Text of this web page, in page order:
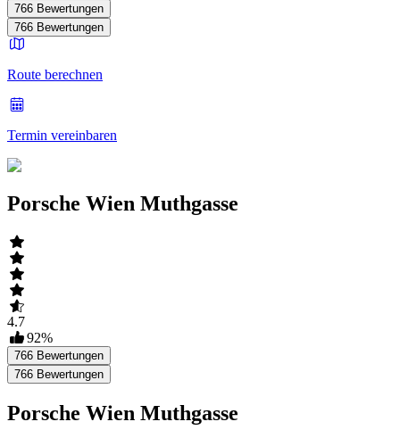
766 Bewertungen
766 Bewertungen
Route berechnen
Termin vereinbaren
Porsche Wien Muthgasse
4.7
92%
766 Bewertungen
766 Bewertungen
Porsche Wien Muthgasse